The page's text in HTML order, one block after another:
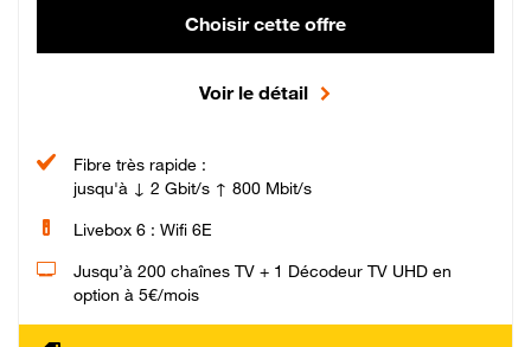
Choisir cette offre
Voir le détail
Fibre très rapide :
jusqu'à ↓ 2 Gbit/s ↑ 800 Mbit/s
Livebox 6 : Wifi 6E
Jusqu’à 200 chaînes TV + 1 Décodeur TV UHD en
option à 5€/mois